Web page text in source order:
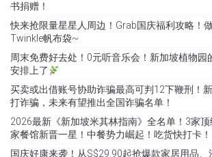
书捐赠！
快来抢限量星星人周边！Grab国庆福利攻略！
Twinkle帆布袋~
周末免费好去处！0元听音乐会！新加坡植物园
安排上了
买卖或出借账号协助诈骗最高可判12下鞭刑！
打诈骗，未来有望推出全国诈骗名单！
2026最新《新加坡米其林指南》全名单！3家
家餐馆新晋一星！中餐势力崛起！吃货快打卡！
国庆好康来袭！从S$29.90起抢爆款家居用品